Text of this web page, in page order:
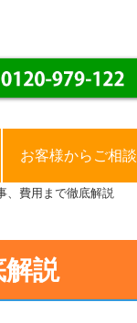
お客様からご相談
、費用まで徹底解説
説